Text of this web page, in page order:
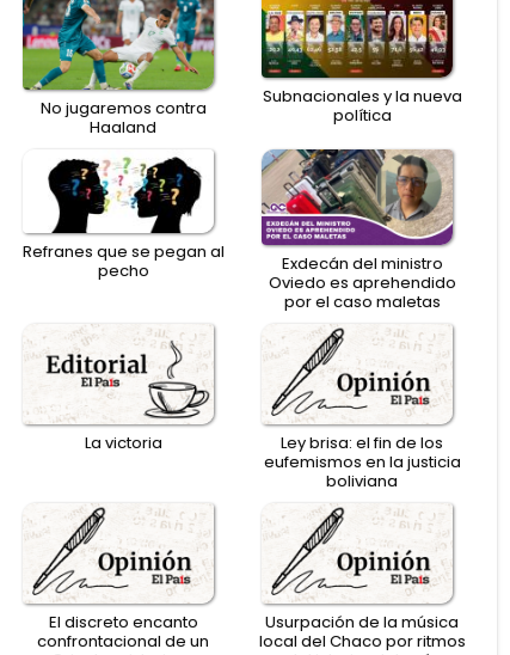
No jugaremos contra
Haaland
Subnacionales y la nueva
política
Refranes que se pegan al
pecho
Exdecán del ministro
Oviedo es aprehendido
por el caso maletas
La victoria
Ley brisa: el fin de los
eufemismos en la justicia
boliviana
El discreto encanto
confrontacional de un
Usurpación de la música
local del Chaco por ritmos